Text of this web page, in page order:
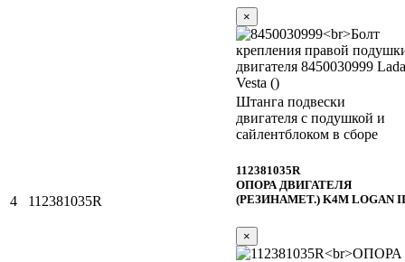
×
4 112381035R
Штанга подвески
двигателя с подушкой и
сайлентблоком в сборе
112381035R
ОПОРА ДВИГАТЕЛЯ
(РЕЗИНАМЕТ.) K4M LOGAN II
×